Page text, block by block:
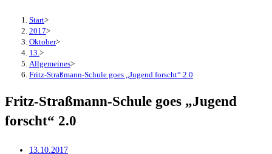
Start>
2017>
Oktober>
13. >
Allgemeines>
Fritz-Straßmann-Schule goes „Jugend forscht“ 2.0
Fritz-Straßmann-Schule goes „Jugend
forscht“ 2.0
13.10.2017